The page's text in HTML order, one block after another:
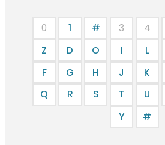
0 1 # 3 4
Z
D O I L
F
G H J K
Q
R S T U
Y
#